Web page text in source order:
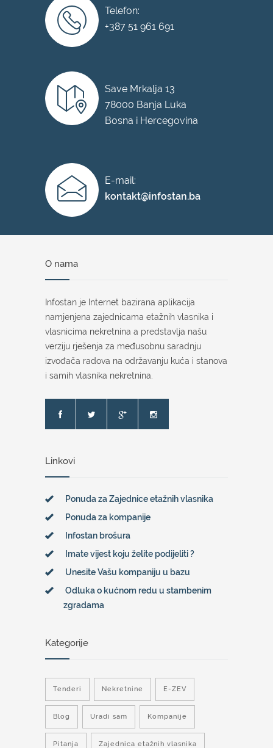
Telefon:
+387 51 961 691
Save Mrkalja 13
78000 Banja Luka
Bosna i Hercegovina
E-mail:
kontakt@infostan.ba
O nama
Infostan je Internet bazirana aplikacija
namjenjena zajednicama etažnih vlasnika i
vlasnicima nekretnina a predstavlja našu
verziju rješenja za međusobnu saradnju
izvođača radova na održavanju kuća i stanova
i samih vlasnika nekretnina.
Linkovi
Ponuda za Zajednice etažnih vlasnika
Ponuda za kompanije
Infostan brošura
Imate vijest koju želite podijeliti ?
Unesite Vašu kompaniju u bazu
Odluka o kućnom redu u stambenim
zgradama
Kategorije
Tenderi Nekretnine E-ZEV
Blog Uradi sam Kompanije
Pitanja Zajednica etažnih vlasnika